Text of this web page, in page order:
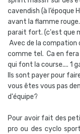
cavendish (à l’époque
avant la flamme
parait fort. (c'est que
Avec de la compation
comme tel. Ca en fera
qui font la course.... 1
Ils sont payer pour
vous êtes vous pas
d'équipe?
Pour avoir fait des
pro ou des cyclo